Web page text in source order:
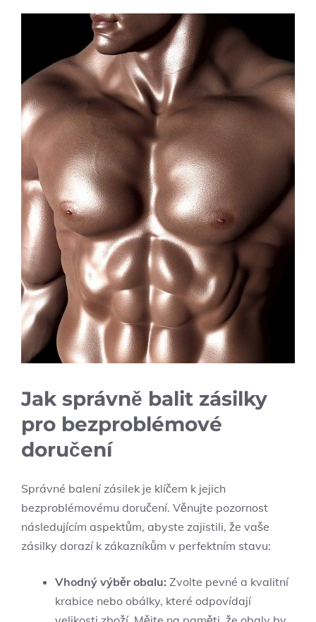
Jak správně balit zásilky
pro bezproblémové
doručení
Správné balení zásilek je klíčem k jejich
bezproblémovému doručení. Věnujte pozornost
následujícím aspektům, abyste zajistili, že vaše
zásilky dorazí k zákazníkům v perfektním stavu:
Vhodný výběr obalu: Zvolte pevné a kvalitní
krabice nebo obálky, které odpovídají